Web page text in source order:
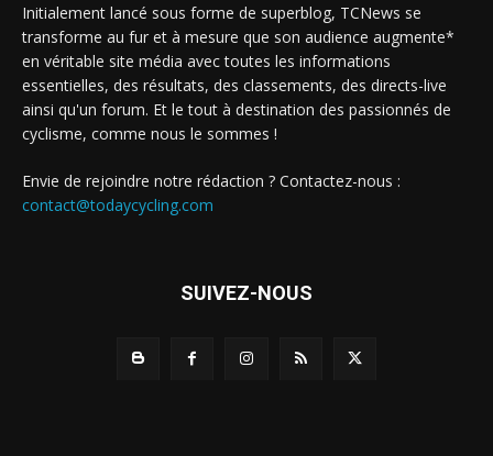
Initialement lancé sous forme de superblog, TCNews se
transforme au fur et à mesure que son audience augmente*
en véritable site média avec toutes les informations
essentielles, des résultats, des classements, des directs-live
ainsi qu'un forum. Et le tout à destination des passionnés de
cyclisme, comme nous le sommes !
Envie de rejoindre notre rédaction ? Contactez-nous :
contact@todaycycling.com
SUIVEZ-NOUS